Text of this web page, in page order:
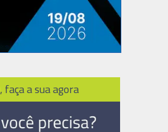
, faça a sua agora